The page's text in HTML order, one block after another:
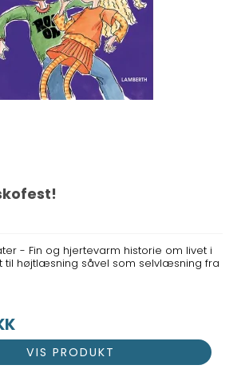
- Fin og hjertevarm historie om livet i
til højtlæsning såvel som selvlæsning fra
VIS PRODUKT